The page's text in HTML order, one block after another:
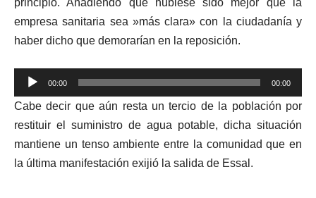
principio. Añadiendo que hubiese sido mejor que la
empresa sanitaria sea »más clara» con la ciudadanía y
haber dicho que demorarían en la reposición.
Reproductor
de
audio
00:00 00:00
Cabe decir que aún resta un tercio de la población por
restituir el suministro de agua potable, dicha situación
mantiene un tenso ambiente entre la comunidad que en
la última manifestación exijió la salida de Essal.